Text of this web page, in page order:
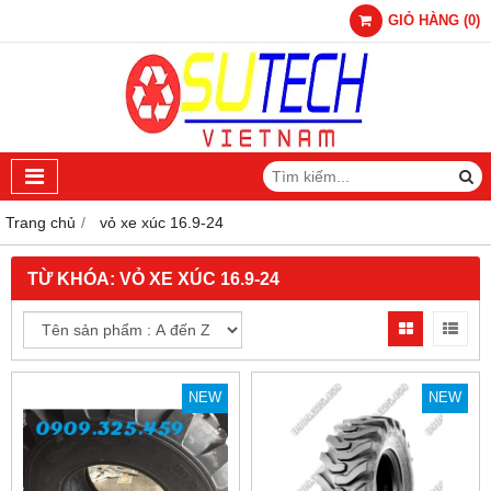
GIỎ HÀNG (0)
Trang chủ vỏ xe xúc 16.9-24
TỪ KHÓA: VỎ XE XÚC 16.9-24
NEW NEW